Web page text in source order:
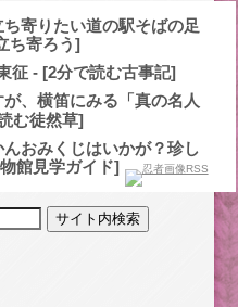
ち寄りたい道の駅そばの足
ち寄ろう]
征 - [2分で読む古事記]
、横笛にみる「真の名人
む徒然草]
んおみくじはいかが？珍し
館見学ガイド]